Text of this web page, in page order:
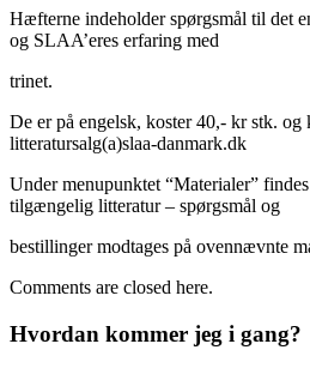
Hæfterne indeholder spørgsmål til det
og SLAA’eres erfaring med
trinet.
De er på engelsk, koster 40,- kr stk. og
litteratursalg(a)slaa-danmark.dk
Under menupunktet “Materialer”
tilgængelig litteratur – spørgsmål og
bestillinger modtages på ovennævnte
Comments are closed here.
Hvordan kommer jeg i gang?